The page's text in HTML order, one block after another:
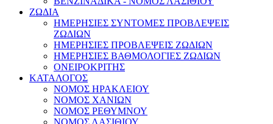
ΖΩΔΙΑ
ΗΜΕΡΗΣΙΕΣ ΣΥΝΤΟΜΕΣ ΠΡΟΒΛΕΨΕΙΣ
ΖΩΔΙΩΝ
ΗΜΕΡΗΣΙΕΣ ΠΡΟΒΛΕΨΕΙΣ ΖΩΔΙΩΝ
ΗΜΕΡΗΣΙΕΣ ΒΑΘΜΟΛΟΓΙΕΣ ΖΩΔΙΩΝ
ΟΝΕΙΡΟΚΡΙΤΗΣ
ΚΑΤΑΛΟΓΟΣ
ΝΟΜΟΣ ΗΡΑΚΛΕΙΟΥ
ΝΟΜΟΣ ΧΑΝΙΩΝ
ΝΟΜΟΣ ΡΕΘΥΜΝΟΥ